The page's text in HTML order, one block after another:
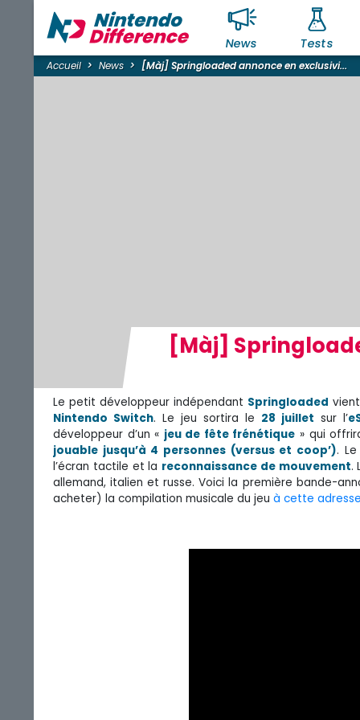
News Tests
Accueil News [Màj] Springloaded annonce en exclusivi...
[Màj]
Le petit développeur indépendant Springloaded
Nintendo Switch. Le jeu sortira le 28 juillet sur l’
développeur d’un « jeu de fête frénétique » qui
jouable jusqu’à 4 personnes (versus et coop’).
l’écran tactile et la reconnaissance de mouvement.
allemand, italien et russe. Voici la première bande-
acheter) la compilation musicale du jeu à cette